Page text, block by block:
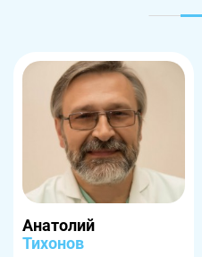
Анатолий
Тихонов